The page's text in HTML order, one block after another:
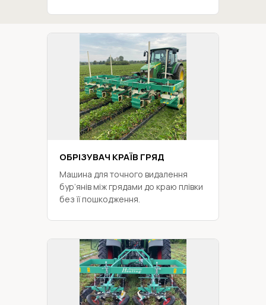
ОБРІЗУВАЧ КРАЇВ ГРЯД
Машина для точного видалення
бур’янів між грядами до краю плівки
без її пошкодження.